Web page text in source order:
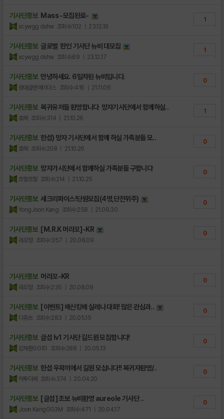
기사단홍보 Mass -모집완료-
xcywgg dshw 조회수:102 | 23.12.19
1
기사단홍보 글로벌 한인 기사단 뉴비 대모집
xcywgg dshw 조회수:69 | 23.12.17
1
기사단홍보 안녕하세요. 6일차된 뉴비입니다.
광대글렌레이더스 조회수:416 | 21.11.06
0
기사단홍보 복귀유저들 환영합니다 망자기사단에서 함께하실..
호헤 조회수:314 | 21.10.26
1
기사단홍보 한섭) 망자 기사단에서 함께 하실 가족분들 모..
호헤 조회수:208 | 21.10.26
0
기사단홍보 망자가시단에서 함께하실 가족분들 구합니다
흐헿흐헿 조회수:214 | 21.10.25
0
기사단홍보 세크리파이스!단원모집(4명,단전위주)
YongJoon Kang 조회수:258 | 21.09.30
0
기사단홍보 [M.R.K 머라꼬]-KR
라꼬정 조회수:357 | 20.08.09
0
기사단홍보 머라꼬-KR
라꼬정 조회수:235 | 20.08.09
0
기사단홍보 [이벤트] 배신킹배 실레나 대회! 많은 관심과..
디쥬뜨 조회수:283 | 20.05.15
0
기사단홍보 글섭 lv1 기사단 길드원 모집합니다!
김재환GG1G 조회수:288 | 20.05.13
0
기사단홍보 한섭 우왁끼에서 길원 모십니다!! 복귀자환영/..
허투더세 조회수:374 | 20.04.20
0
기사단홍보 [글섭] 초보 뉴비환영 aureole 기사단 ..
Joon KangGG3M 조회수:471 | 20.04.17
0